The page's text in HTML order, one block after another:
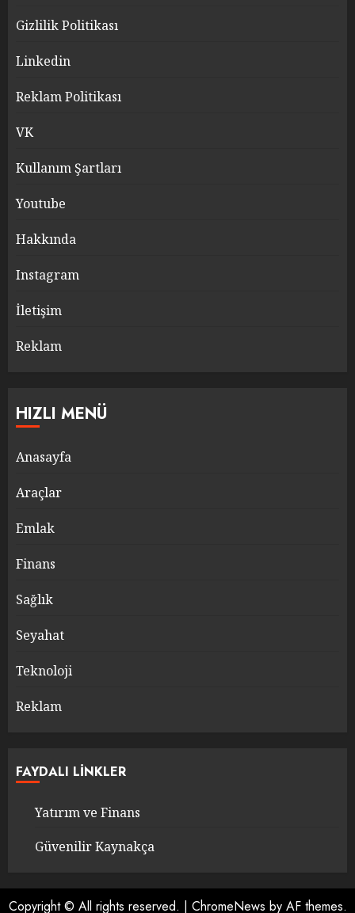
Gizlilik Politikası
Linkedin
Reklam Politikası
VK
Kullanım Şartları
Youtube
Hakkında
Instagram
İletişim
Reklam
HIZLI MENÜ
Anasayfa
Araçlar
Emlak
Finans
Sağlık
Seyahat
Teknoloji
Reklam
FAYDALI LINKLER
Yatırım ve Finans
Güvenilir Kaynakça
Copyright © All rights reserved. | ChromeNews by AF themes.